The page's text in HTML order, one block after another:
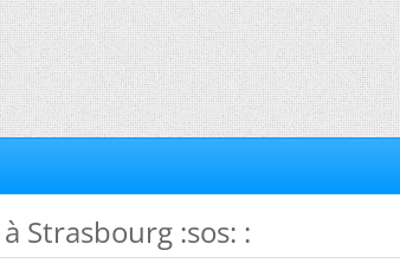
Strasbourg :sos: :